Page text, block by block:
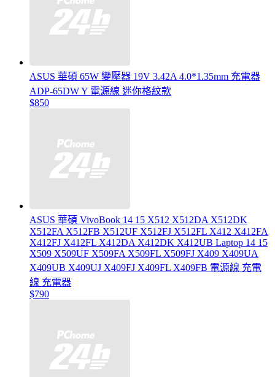
ASUS 華碩 65W 變壓器 19V 3.42A 4.0*1.35mm 充電器
ADP-65DW Y 電源線 迷你格紋款
$850
ASUS 華碩 VivoBook 14 15 X512 X512DA X512DK
X512FA X512FB X512UF X512FJ X512FL X412 X412FA
X412FJ X412FL X412DA X412DK X412UB Laptop 14 15
X509 X509UF X509FA X509FL X509FJ X409 X409UA
X409UB X409UJ X409FJ X409FL X409FB 電源線 充電
線 充電器
$790